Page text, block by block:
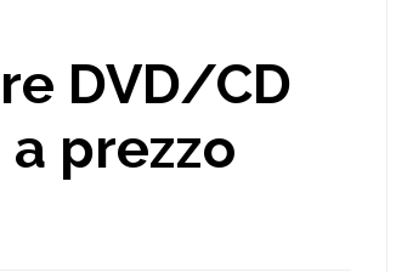
DVD/CD
a prezzo